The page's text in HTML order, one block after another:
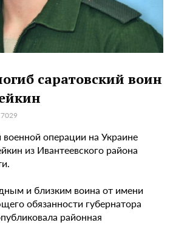
саратовский воин
7029
операции на Украине
из Ивантеевского района
и близким воина от имени
обязанности губернатора
районная